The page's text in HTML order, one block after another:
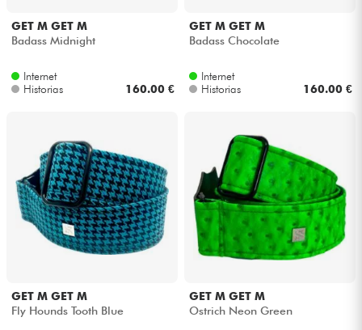
GET M GET M
Badass Midnight
Internet
Historias
160.00 €
GET M GET M
Badass Chocolate
Internet
Historias
160.00 €
GET M GET M
Fly Hounds Tooth Blue
GET M GET M
Ostrich Neon Green